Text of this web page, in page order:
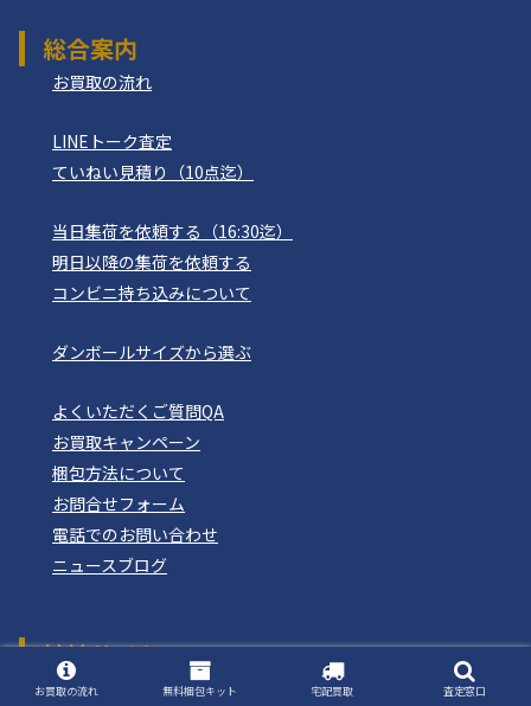
総合案内
お買取の流れ
LINEトーク査定
ていねい見積り（10点迄）
当日集荷を依頼する（16:30迄）
明日以降の集荷を依頼する
コンビニ持ち込みについて
ダンボールサイズから選ぶ
よくいただくご質問QA
お買取キャンペーン
梱包方法について
お問合せフォーム
電話でのお問い合わせ
ニュースブログ
姉妹サイト
おもちゃ買取ドットJP
お買取の流れ 無料梱包キット 宅配買取 査定窓口